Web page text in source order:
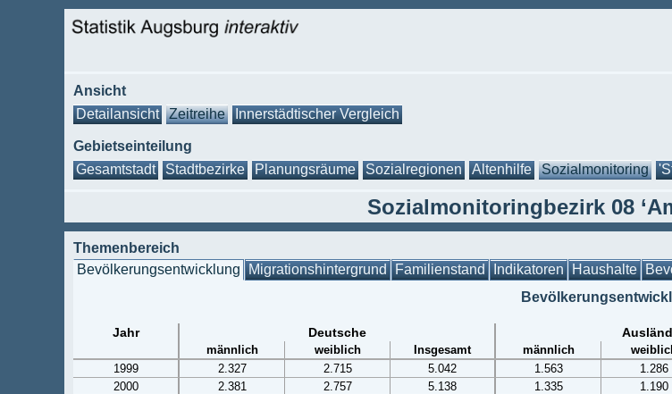
Ansicht
Detailansicht
Zeitreihe Innerstädtischer Vergleich
Gebietseinteilung
Gesamtstadt
Stadtbezirke Planungsräume Sozialregionen Altenhilfe Sozialmonitoring
Sozialmonitoringbezirk 08
Themenbereich
Bevölkerungsentwicklung Migrationshintergrund Familienstand Indikatoren Haushalte
Jahr Deutsche
männlich weiblich Insgesamt männlich
1999
2.327 2.715 5.042 1.563 1.286
2000
2.381 2.757 5.138 1.335 1.190